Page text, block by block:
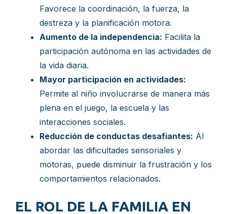
Favorece la coordinación, la fuerza, la
destreza y la planificación motora.
Aumento de la independencia: Facilita la
participación autónoma en las actividades de
la vida diaria.
Mayor participación en actividades:
Permite al niño involucrarse de manera más
plena en el juego, la escuela y las
interacciones sociales.
Reducción de conductas desafiantes: Al
abordar las dificultades sensoriales y
motoras, puede disminuir la frustración y los
comportamientos relacionados.
EL ROL DE LA FAMILIA EN